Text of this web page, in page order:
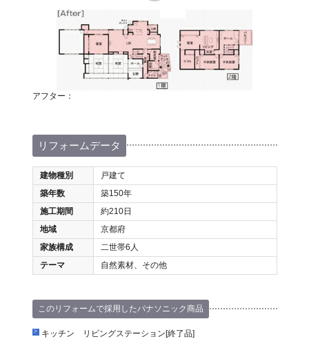
アフター：
リフォームデータ
建物種別
戸建て
築年数
築150年
施工期間
約210日
地域
京都府
家族構成
二世帯6人
テーマ
自然素材、その他
このリフォームで採用したパナソニック商品
キッチン リビングステーション[終了品]